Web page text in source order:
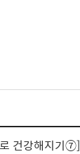
건강해지기⑦]